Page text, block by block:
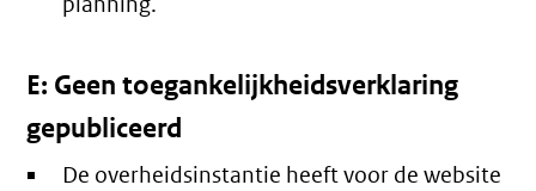
E: Geen toegankelijkheidsverklaring
gepubliceerd
De overheidsinstantie heeft voor de website